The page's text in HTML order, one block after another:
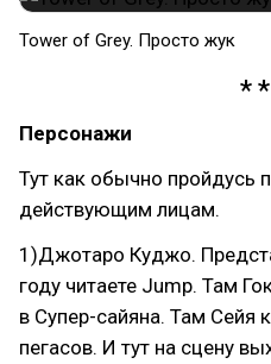
Tower of Grey. Просто жук
Персонажи
Тут как обычно пройдусь
действующим лицам.
1)Джотаро Куджо.
году читаете Jump. Там
в Супер-сайяна. Там Сейя
пегасов. И тут на сцену